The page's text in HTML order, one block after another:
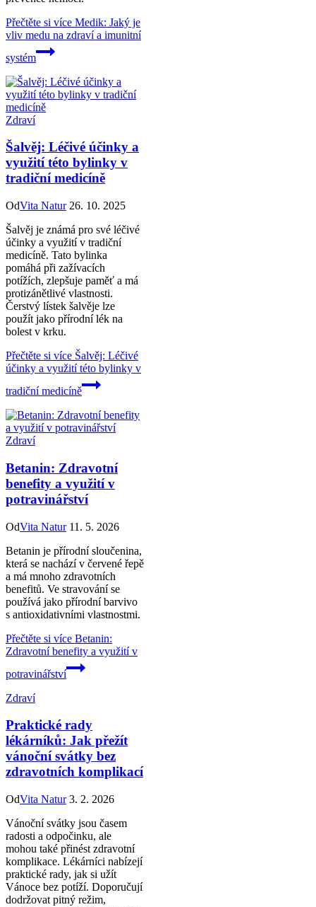
Přečtěte si více Medik: Jaký je
vliv medu na zdraví a imunitní
systém
Zdraví
Šalvěj: Léčivé účinky a
využití této bylinky v
tradiční medicíně
OdVita Natur 26. 10. 2025
Šalvěj je známá pro své léčivé
účinky a využití v tradiční
medicíně. Tato bylinka
pomáhá při zažívacích
potížích, zlepšuje paměť a má
protizánětlivé vlastnosti.
Čerstvý lístek šalvěje lze
použít jako přírodní lék na
bolest v krku.
Přečtěte si více Šalvěj: Léčivé
účinky a využití této bylinky v
tradiční medicíně
Zdraví
Betanin: Zdravotní
benefity a využití v
potravinářství
OdVita Natur 11. 5. 2026
Betanin je přírodní sloučenina,
která se nachází v červené řepě
a má mnoho zdravotních
benefitů. Ve stravování se
používá jako přírodní barvivo
s antioxidativními vlastnostmi.
Přečtěte si více Betanin:
Zdravotní benefity a využití v
potravinářství
Zdraví
Praktické rady
lékárníků: Jak přežít
vánoční svátky bez
zdravotních komplikací
OdVita Natur 3. 2. 2026
Vánoční svátky jsou časem
radosti a odpočinku, ale
mohou také přinést zdravotní
komplikace. Lékárníci nabízejí
praktické rady, jak si užít
Vánoce bez potíží. Doporučují
dodržovat pitný režim,